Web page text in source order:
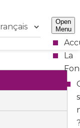
Open
Menu
La